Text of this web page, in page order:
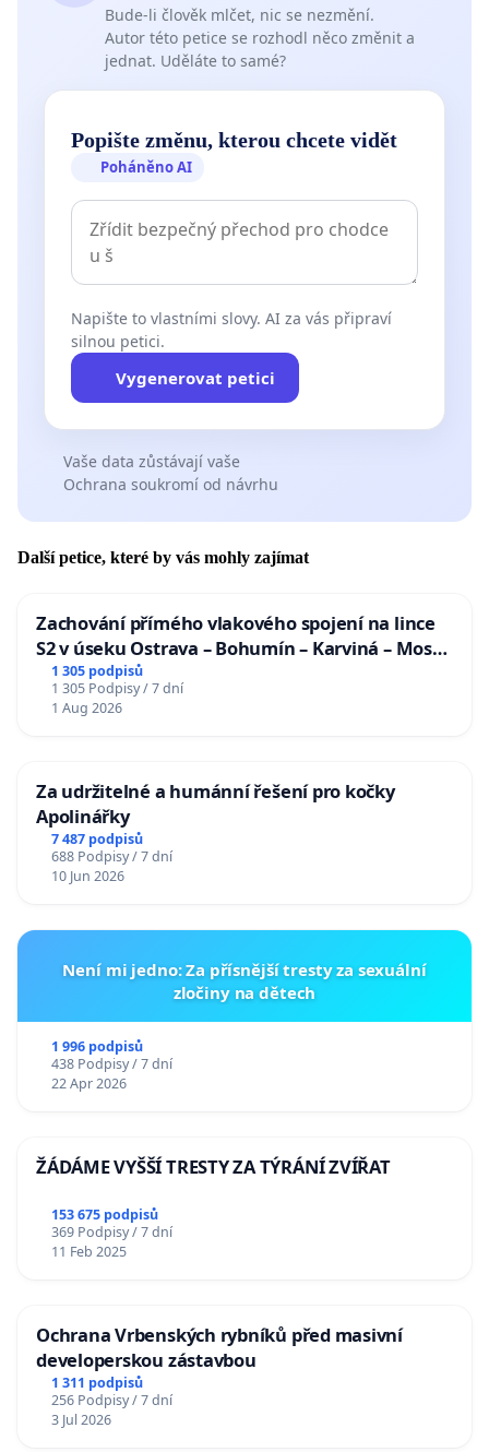
Bude-li člověk mlčet, nic se nezmění.
Autor této petice se rozhodl něco změnit a
jednat. Uděláte to samé?
Popište změnu, kterou chcete vidět
Poháněno AI
Napište to vlastními slovy. AI za vás připraví
silnou petici.
Vygenerovat petici
Vaše data zůstávají vaše
Ochrana soukromí od návrhu
Další petice, které by vás mohly zajímat
Zachování přímého vlakového spojení na lince
S2 v úseku Ostrava – Bohumín – Karviná – Mosty
u Jablunkova
1 305 podpisů
1 305 Podpisy / 7 dní
1 Aug 2026
Za udržitelné a humánní řešení pro kočky
Apolinářky
7 487 podpisů
688 Podpisy / 7 dní
10 Jun 2026
Není mi jedno: Za přísnější tresty za sexuální
zločiny na dětech
1 996 podpisů
438 Podpisy / 7 dní
22 Apr 2026
ŽÁDÁME VYŠŠÍ TRESTY ZA TÝRÁNÍ ZVÍŘAT
153 675 podpisů
369 Podpisy / 7 dní
11 Feb 2025
Ochrana Vrbenských rybníků před masivní
developerskou zástavbou
1 311 podpisů
256 Podpisy / 7 dní
3 Jul 2026